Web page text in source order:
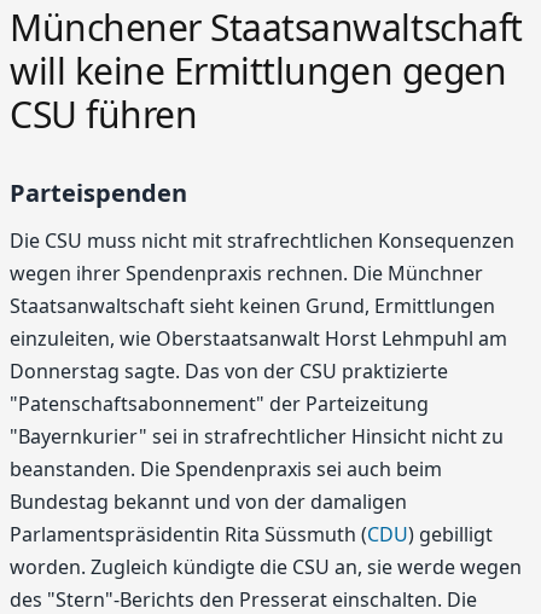
Münchener Staatsanwaltschaft
will keine Ermittlungen gegen
CSU führen
Parteispenden
Die CSU muss nicht mit strafrechtlichen Konsequenzen
wegen ihrer Spendenpraxis rechnen. Die Münchner
Staatsanwaltschaft sieht keinen Grund, Ermittlungen
einzuleiten, wie Oberstaatsanwalt Horst Lehmpuhl am
Donnerstag sagte. Das von der CSU praktizierte
"Patenschaftsabonnement" der Parteizeitung
"Bayernkurier" sei in strafrechtlicher Hinsicht nicht zu
beanstanden. Die Spendenpraxis sei auch beim
Bundestag bekannt und von der damaligen
Parlamentspräsidentin Rita Süssmuth (CDU) gebilligt
worden. Zugleich kündigte die CSU an, sie werde wegen
des "Stern"-Berichts den Presserat einschalten. Die